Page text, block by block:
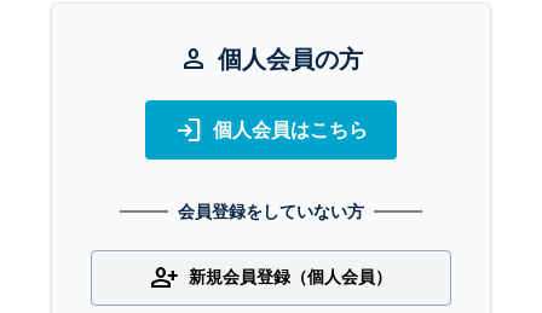
person 個人会員の方
login 個人会員はこちら
会員登録をしていない方
person_add 新規会員登録（個人会員）